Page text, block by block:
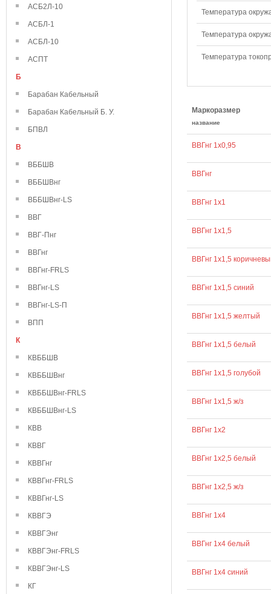
АСБ2Л-10
АСБЛ-1
АСБЛ-10
АСПТ
Б
Барабан Кабельный
Барабан Кабельный Б. У.
БПВЛ
В
ВББШВ
ВББШВнг
ВББШВнг-LS
ВВГ
ВВГ-Пнг
ВВГнг
ВВГнг-FRLS
ВВГнг-LS
ВВГнг-LS-П
ВПП
К
КВББШВ
КВББШВнг
КВББШВнг-FRLS
КВББШВнг-LS
КВВ
КВВГ
КВВГнг
КВВГнг-FRLS
КВВГнг-LS
КВВГЭ
КВВГЭнг
КВВГЭнг-FRLS
КВВГЭнг-LS
КГ
Температура
Температура
Температура
Маркоразмер
название
ВВГнг 1х0,95
ВВГнг
ВВГнг 1х1
ВВГнг 1х1,5
ВВГнг 1х1,5
ВВГнг 1х1,5 синий
ВВГнг 1х1,5 желтый
ВВГнг 1х1,5 белый
ВВГнг 1х1,5 голубой
ВВГнг 1х1,5 ж/з
ВВГнг 1х2
ВВГнг 1х2,5 белый
ВВГнг 1х2,5 ж/з
ВВГнг 1х4
ВВГнг 1х4 белый
ВВГнг 1х4 синий